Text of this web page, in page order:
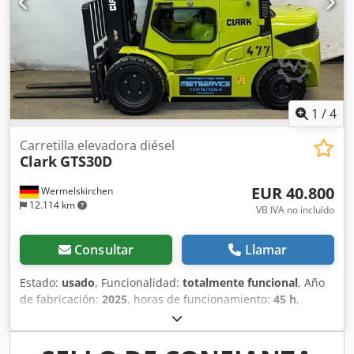
retrovisores (2 unidades); conducto de mangueras: doble;
sin porta horquillas; luz giratoria (amarilla) LED.
1 /4
Wermelskirchen
12.114 km
Carretilla elevadora diésel
Clark GTS30D
EUR 40.800
VB IVA no incluído
Consultar Llamar
Estado: usado, Funcionalidad: totalmente funcional, Año
de fabricación: 2025, horas de funcionamiento: 45 h,
3.000 kg, altura de elevación:
mm, ascensor libre:1.270 mm, tipo de combustible:
diésel, tipo de mástil:triple , altura de construcción: 2.460